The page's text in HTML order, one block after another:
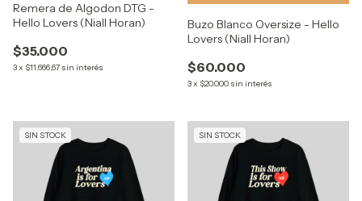
Remera de Algodon DTG -
Hello Lovers (Niall Horan)
$35.000
3x $11.666,67 sin interés
Buzo Blanco Oversize - Hello
Lovers (Niall Horan)
$60.000
3x $20.000 sin interés
SIN STOCK SIN STOCK